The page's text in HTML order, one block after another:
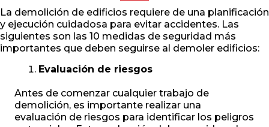
La demolición de edificios requiere de una planificación
y ejecución cuidadosa para evitar accidentes. Las
siguientes son las 10 medidas de seguridad más
importantes que deben seguirse al demoler edificios:
Evaluación de riesgos
Antes de comenzar cualquier trabajo de
demolición, es importante realizar una
evaluación de riesgos para identificar los peligros